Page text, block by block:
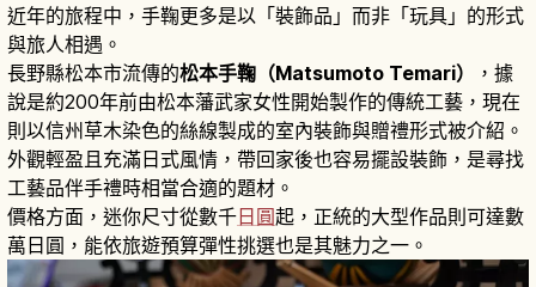
近年的旅程中，手鞠更多是以「裝飾品」而非「玩具」的形式
與旅人相遇。
長野縣松本市流傳的松本手鞠（Matsumoto Temari）
，據
說是約200年前由松本藩武家女性開始製作的傳統工藝，現在
則以信州草木染色的絲線製成的室內裝飾與贈禮形式被介紹。
外觀輕盈且充滿日式風情，帶回家後也容易擺設裝飾，是尋找
工藝品伴手禮時相當合適的題材。
價格方面，迷你尺寸從數千日圓起，正統的大型作品則可達數
萬日圓，能依旅遊預算彈性挑選也是其魅力之一。